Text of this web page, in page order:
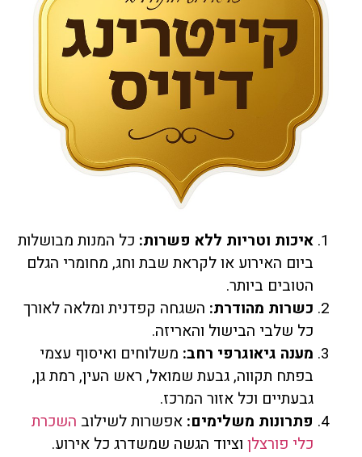
איכות וטריות ללא פשרות: כל המנות מבושלות
ביום האירוע או לקראת שבת וחג, מחומרי הגלם
הטובים ביותר.
כשרות מהודרת: השגחה קפדנית ומלאה לאורך
כל שלבי הבישול והאריזה.
מענה גיאוגרפי רחב: משלוחים ואיסוף עצמי
בפתח תקווה, גבעת שמואל, ראש העין, רמת גן,
גבעתיים וכל אזור המרכז.
פתרונות משלימים: אפשרות לשילוב השכרת
כלי פורצלן וציוד הגשה שמשדרג כל אירוע.